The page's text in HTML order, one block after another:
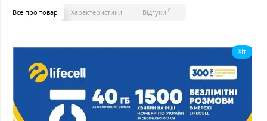
Все про товар Характеристики Відгуки 0
Хіт